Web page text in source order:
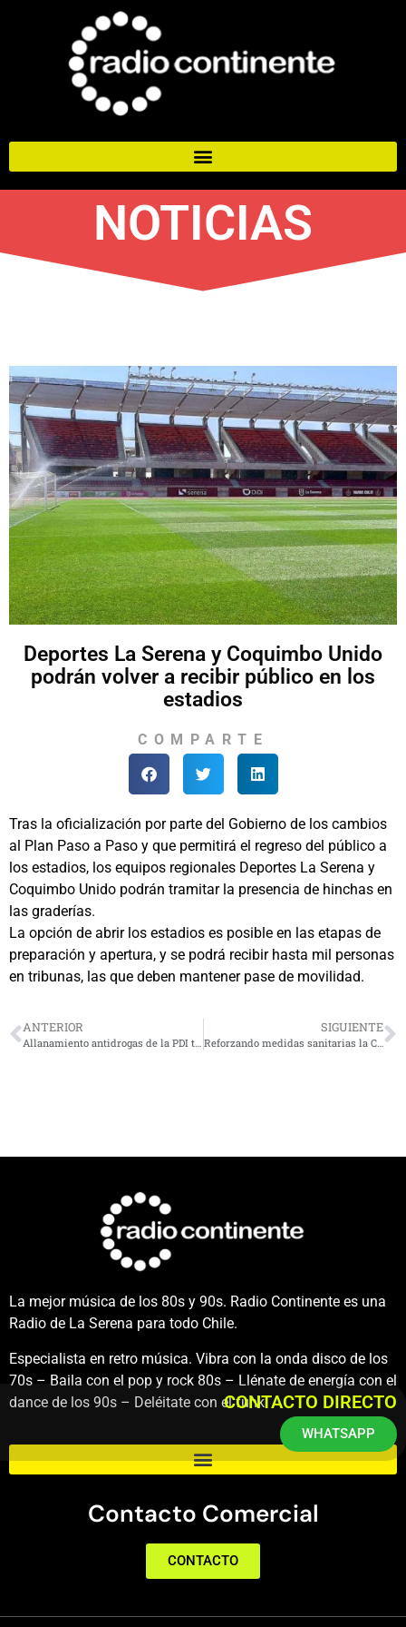
NOTICIAS
Deportes La Serena y Coquimbo Unido
podrán volver a recibir público en los
estadios
COMPARTE
Tras la oficialización por parte del Gobierno de los cambios
al Plan Paso a Paso y que permitirá el regreso del público a
los estadios, los equipos regionales Deportes La Serena y
Coquimbo Unido podrán tramitar la presencia de hinchas en
las graderías.
La opción de abrir los estadios es posible en las etapas de
preparación y apertura, y se podrá recibir hasta mil personas
en tribunas, las que deben mantener pase de movilidad.
ANTERIOR
Allanamiento antidrogas de la PDI termina con 16 detenidos en La Serena
SIGUIENTE
Reforzando medidas sanitarias la Cruz del Tercer Milenio reabrió sus puertas
La mejor música de los 80s y 90s. Radio Continente es una
Radio de La Serena para todo Chile.
Especialista en retro música. Vibra con la onda disco de los
70s – Baila con el pop y rock 80s – Llénate de energía con el
dance de los 90s – Deléitate con el funk.
Contacto Comercial
CONTACTO
CONTACTO DIRECTO
WHATSAPP